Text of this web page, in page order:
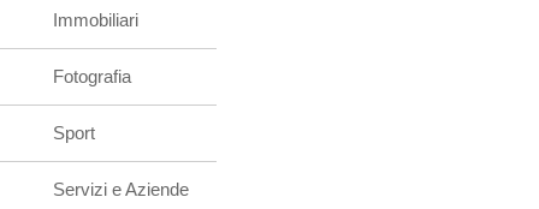
Immobiliari
Fotografia
Sport
Servizi e Aziende